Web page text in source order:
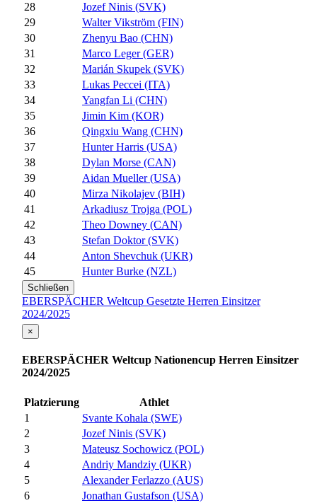
28
Jozef Ninis (SVK)
29
Walter Vikström (FIN)
30
Zhenyu Bao (CHN)
31
Marco Leger (GER)
32
Marián Skupek (SVK)
33
Lukas Peccei (ITA)
34
Yangfan Li (CHN)
35
Jimin Kim (KOR)
36
Qingxiu Wang (CHN)
37
Hunter Harris (USA)
38
Dylan Morse (CAN)
39
Aidan Mueller (USA)
40
Mirza Nikolajev (BIH)
41
Arkadiusz Trojga (POL)
42
Theo Downey (CAN)
43
Stefan Doktor (SVK)
44
Anton Shevchuk (UKR)
45
Hunter Burke (NZL)
Schließen
EBERSPÄCHER Weltcup Gesetzte Herren Einsitzer
2024/2025
×
EBERSPÄCHER Weltcup Nationencup Herren Einsitzer
2024/2025
Platzierung
Athlet
1
Svante Kohala (SWE)
2
Jozef Ninis (SVK)
3
Mateusz Sochowicz (POL)
4
Andriy Mandziy (UKR)
5
Alexander Ferlazzo (AUS)
6
Jonathan Gustafson (USA)